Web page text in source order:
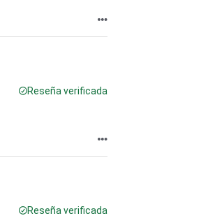
Reseña verificada
Reseña verificada